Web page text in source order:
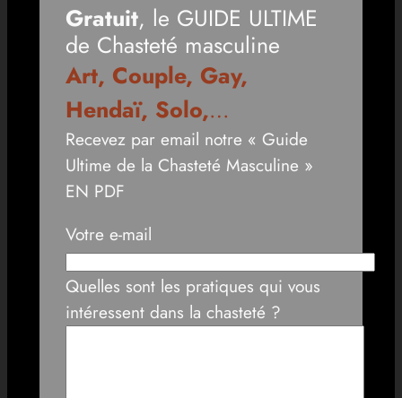
Gratuit, le GUIDE ULTIME
de Chasteté masculine
Art, Couple, Gay,
Hendaï, Solo,…
Recevez par email notre « Guide
Ultime de la Chasteté Masculine »
EN PDF
Votre e-mail
Quelles sont les pratiques qui vous
intéressent dans la chasteté ?